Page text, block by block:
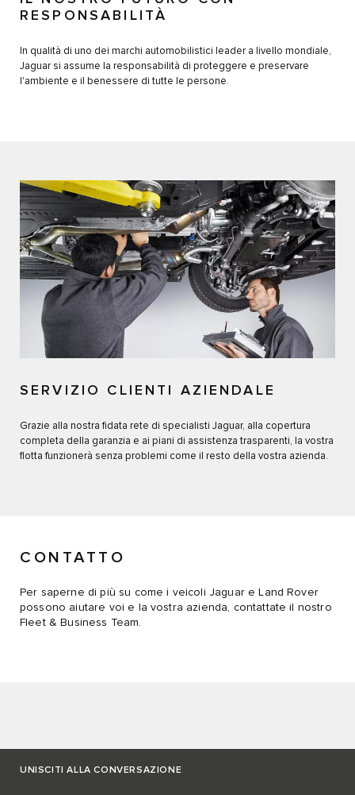
RESPONSABILITÀ
In qualità di uno dei marchi automobilistici leader a livello mondiale,
Jaguar si assume la responsabilità di proteggere e preservare
l'ambiente e il benessere di tutte le persone.
SERVIZIO CLIENTI AZIENDALE
Grazie alla nostra fidata rete di specialisti Jaguar, alla copertura
completa della garanzia e ai piani di assistenza trasparenti, la vostra
flotta funzionerà senza problemi come il resto della vostra azienda.
CONTATTO
Per saperne di più su come i veicoli Jaguar e Land Rover
possono aiutare voi e la vostra azienda, contattate il nostro
Fleet & Business Team.
UNISCITI ALLA CONVERSAZIONE